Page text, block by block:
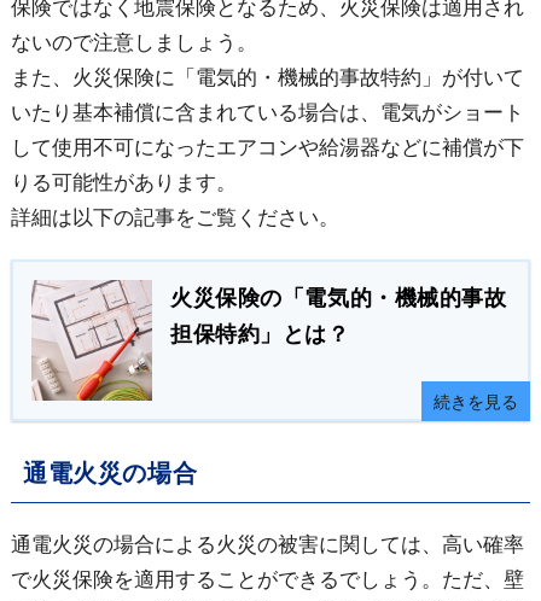
保険ではなく地震保険となるため、火災保険は適用され
ないので注意しましょう。
また、火災保険に「電気的・機械的事故特約」が付いて
いたり基本補償に含まれている場合は、電気がショート
して使用不可になったエアコンや給湯器などに補償が下
りる可能性があります。
詳細は以下の記事をご覧ください。
火災保険の「電気的・機械的事故
担保特約」とは？
続きを見る
通電火災の場合
通電火災の場合による火災の被害に関しては、高い確率
で火災保険を適用することができるでしょう。ただ、壁